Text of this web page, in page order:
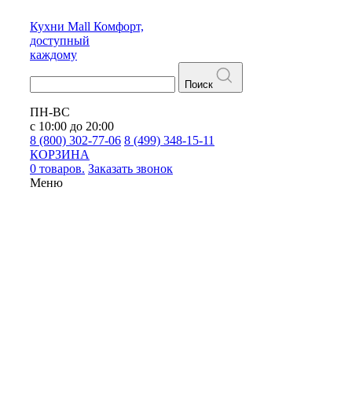
Кухни Mall Комфорт,
доступный
каждому
Поиск
ПН-ВС
с 10:00 до 20:00
8 (800) 302-77-06 8 (499) 348-15-11
КОРЗИНА
0 товаров. Заказать звонок
Меню